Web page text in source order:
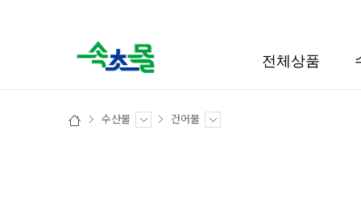
전체상품
수산물 건어물